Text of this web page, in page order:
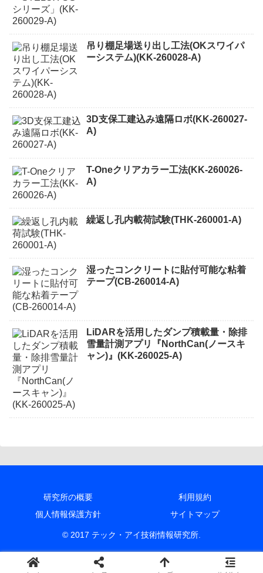
吊り棚足場送り出し工法(OKスワイパ
ーシステム)(KK-260028-A)
3D支保工建込み遠隔ロボ(KK-260027-
A)
T-Oneクリアカラー工法(KK-260026-
A)
繰返し孔内載荷試験(THK-260001-A)
湿ったコンクリートに貼付可能な粘着
テープ(CB-260014-A)
LiDARを活用したダンプ積載量・除排
雪量計測アプリ『NorthCan(ノースキ
ャン)』(KK-260025-A)
研究所の概要
利用規約
個人情報保護方針
サイトマップ
© 2017 テック・アイ技術情報研究所.